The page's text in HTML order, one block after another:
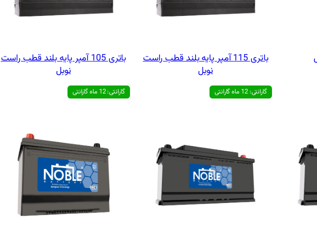
باتری 115 آمپر پایه بلند قطب راست
نوبل
گارانتی: 12 ماه گارانتی
باتری 105 آمپر پایه بلند قطب راست
نوبل
گارانتی: 12 ماه گارانتی